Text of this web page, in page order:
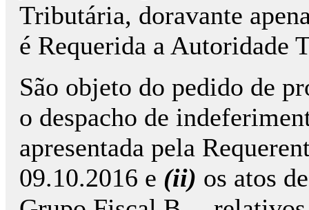
Tributária, doravante
é Requerida a Autoridade
São objeto do pedido de
o despacho de
apresentada pela
09.10.2016 e (ii) os atos